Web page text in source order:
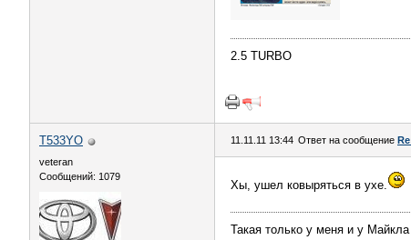
2.5 TURBO
T533YO
veteran
Сообщений: 1079
11.11.11 13:44 Ответ на сообщение
Хы, ушел ковыряться в ухе.
Такая только у меня и у